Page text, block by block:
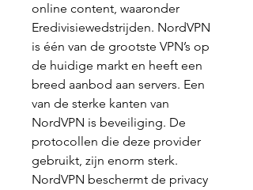
online content, waaronder
Eredivisiewedstrijden. NordVPN
is één van de grootste VPN’s op
de huidige markt en heeft een
breed aanbod aan servers. Een
van de sterke kanten van
NordVPN is beveiliging. De
protocollen die deze provider
gebruikt, zijn enorm sterk.
NordVPN beschermt de privacy